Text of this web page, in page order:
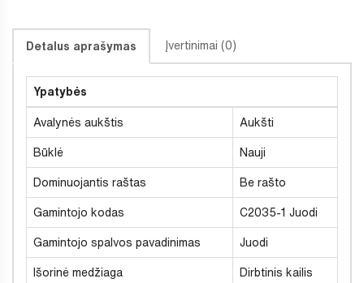
Detalus aprašymas Įvertinimai (0)
Ypatybės
Avalynės aukštis Aukšti
Būklė Nauji
Dominuojantis raštas Be rašto
Gamintojo kodas C2035-1 Juodi
Gamintojo spalvos pavadinimas Juodi
Išorinė medžiaga Dirbtinis kailis